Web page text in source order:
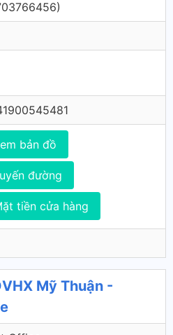
bản đồ
đường
tiền cửa hàng
Mỹ Thuận -